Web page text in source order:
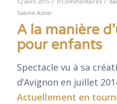
Sabine Aznar
A la manière
pour enfants
Spectacle vu à sa
d’Avignon en juillet
Actuellement en